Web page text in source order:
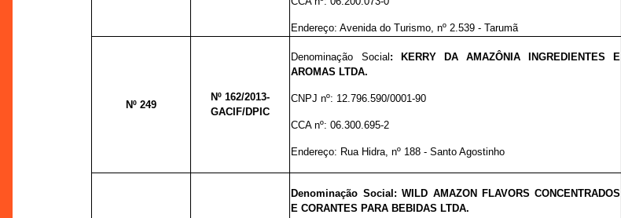
Endereço:Avenida do Turismo, nº 2.539 - Tarumã
Nº 249
Nº 162/2013-
GACIF/DPIC
Denominação Social :
KERRY DA AMAZÔNIA INGREDIENTES E
AROMAS LTDA.
CNPJ nº: 12.796.590/0001-90
CCA nº:06.300.695-2
Endereço: Rua Hidra, nº 188 - Santo Agostinho
Denominação Social: WILD AMAZON FLAVORS CONCENTRADOS
E CORANTES PARA BEBIDAS LTDA.